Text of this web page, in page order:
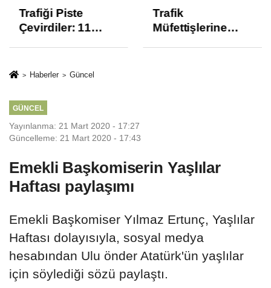
Trafik
Müfettişlerine
Mi..?
Fahri Trafik
Müfettişleri
Haberler Güncel
GÜNCEL
Yayınlanma: 21 Mart 2020 - 17:27
Güncelleme: 21 Mart 2020 - 17:43
Emekli Başkomiserin Yaşlılar
Haftası paylaşımı
Emekli Başkomiser Yılmaz Ertunç, Yaşlılar
Haftası dolayısıyla, sosyal medya
hesabından Ulu önder Atatürk'ün yaşlılar
için söylediği sözü paylaştı.